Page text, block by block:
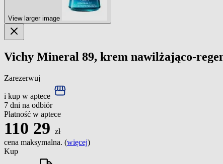
View larger image
Vichy Mineral 89, krem nawilżająco-
Zarezerwuj
i kup w aptece
7 dni na odbiór
Płatność w aptece
110 29 zł
cena maksymalna. (więcej)
Kup